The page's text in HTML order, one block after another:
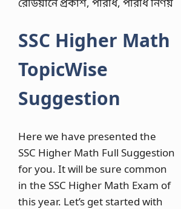
SSC Higher Math
TopicWise
Suggestion
Here we have presented the
SSC Higher Math Full Suggestion
for you. It will be sure common
in the SSC Higher Math Exam of
this year. Let’s get started with